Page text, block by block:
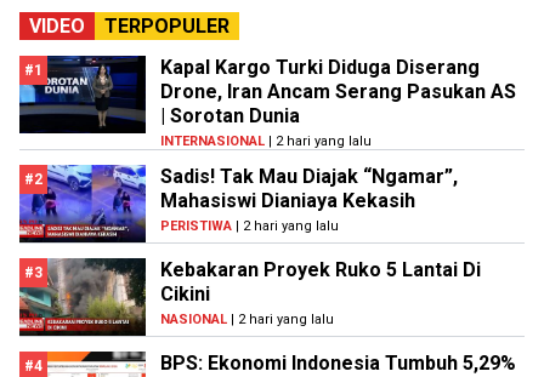
VIDEO TERPOPULER
#1
Kapal Kargo Turki Diduga Diserang
Drone, Iran Ancam Serang Pasukan AS
| Sorotan Dunia
INTERNASIONAL | 2 hari yang lalu
#2
Sadis! Tak Mau Diajak “Ngamar”,
Mahasiswi Dianiaya Kekasih
PERISTIWA | 2 hari yang lalu
#3
Kebakaran Proyek Ruko 5 Lantai Di
Cikini
NASIONAL | 2 hari yang lalu
#4 BPS: Ekonomi Indonesia Tumbuh 5,29%